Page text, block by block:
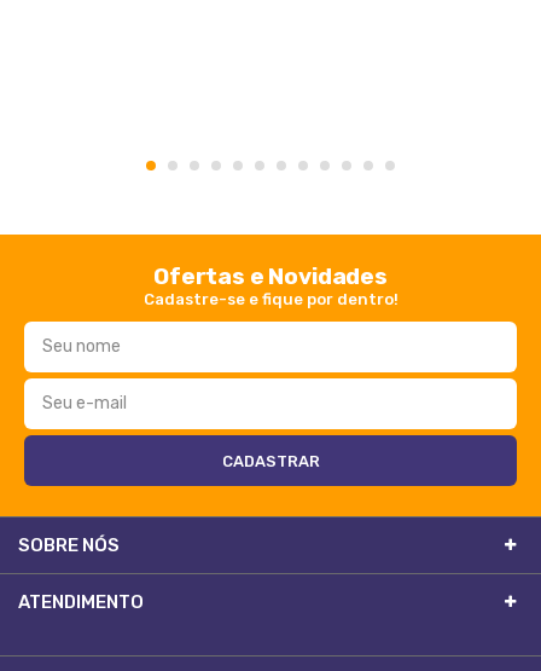
1 2 3 4 5 6 7 8 9 10 11 12
Ofertas e Novidades
Cadastre-se e fique por dentro!
SOBRE NÓS
ATENDIMENTO